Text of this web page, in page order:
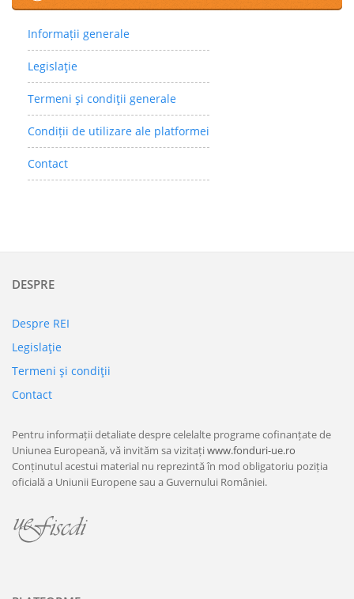
Informații generale
Legislaţie
Termeni şi condiţii generale
Condiții de utilizare ale platformei
Contact
DESPRE
Despre REI
Legislaţie
Termeni şi condiţii
Contact
Pentru informații detaliate despre celelalte programe cofinanțate de
Uniunea Europeană, vă invităm sa vizitațiwww.fonduri-ue.ro
Conținutul acestui material nu reprezintă în mod obligatoriu poziția
oficială a Uniunii Europene sau a Guvernului României.